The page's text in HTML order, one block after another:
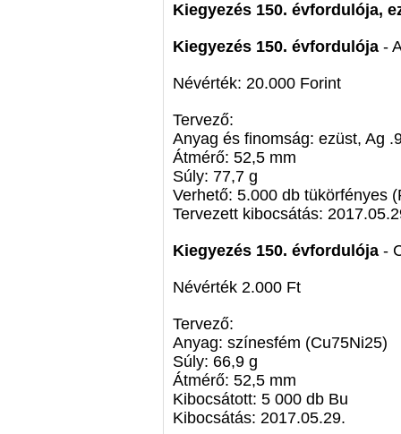
Kiegyezés 150. évfordulója,
Kiegyezés 150. évfordulója -
Névérték: 20.000 Forint
Tervező:
Anyag és finomság: ezüst, Ag
Átmérő: 52,5 mm
Súly: 77,7 g
Verhető: 5.000 db tükörfényes
Tervezett kibocsátás:
Kiegyezés 150. évfordulója -
Névérték 2.000 Ft
Tervező:
Anyag: színesfém (Cu75Ni25)
Súly: 66,9 g
Átmérő: 52,5 mm
Kibocsátott: 5 000 db Bu
Kibocsátás: 2017.05.29.